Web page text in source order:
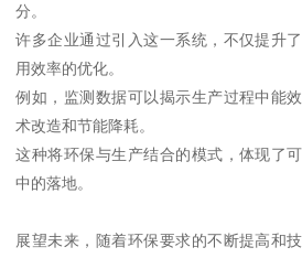
分。
许多企业通过引入这一系统，不仅提升
用效率的优化。
例如，监测数据可以揭示生产过程中能
术改造和节能降耗。
这种将环保与生产结合的模式，体现了
中的落地。
展望未来，随着环保要求的不断提高和